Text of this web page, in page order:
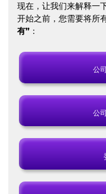
现在，让我们来解释一
开始之前，您需要将所
有”：
公
公